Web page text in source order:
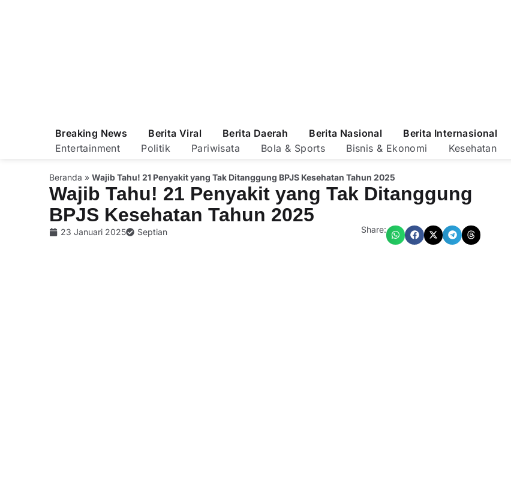
Breaking News Berita Viral Berita Daerah Berita Nasional Berita Internasional
Entertainment
Politik Pariwisata Bola & Sports Bisnis & Ekonomi Kesehatan
Beranda » Wajib Tahu! 21 Penyakit yang Tak Ditanggung BPJS Kesehatan Tahun 2025
Wajib Tahu! 21 Penyakit yang Tak Ditanggung
BPJS Kesehatan Tahun 2025
23 Januari 2025 Septian Share: